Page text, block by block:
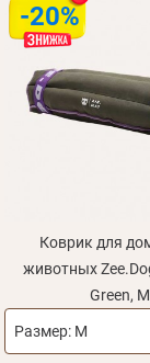
-20%
Коврик для
животных
Green, M
Размер: M